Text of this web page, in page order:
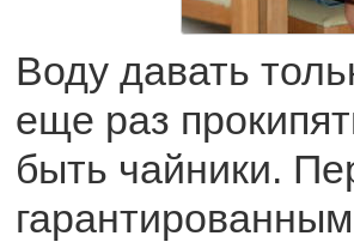
Воду давать
еще раз
быть чайники.